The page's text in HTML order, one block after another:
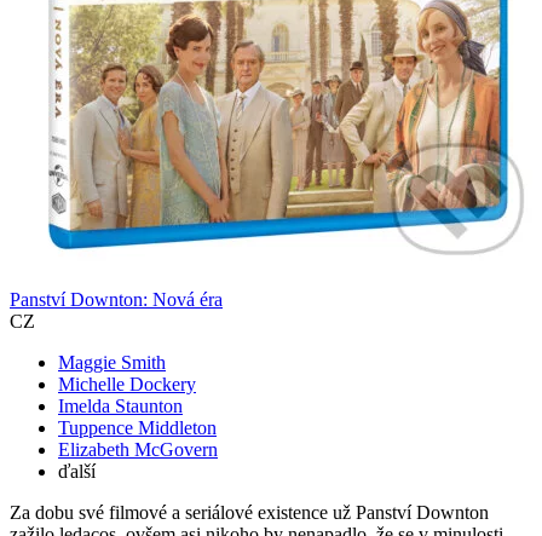
Panství Downton: Nová éra
CZ
Maggie Smith
Michelle Dockery
Imelda Staunton
Tuppence Middleton
Elizabeth McGovern
ďalší
Za dobu své filmové a seriálové existence už Panství Downton